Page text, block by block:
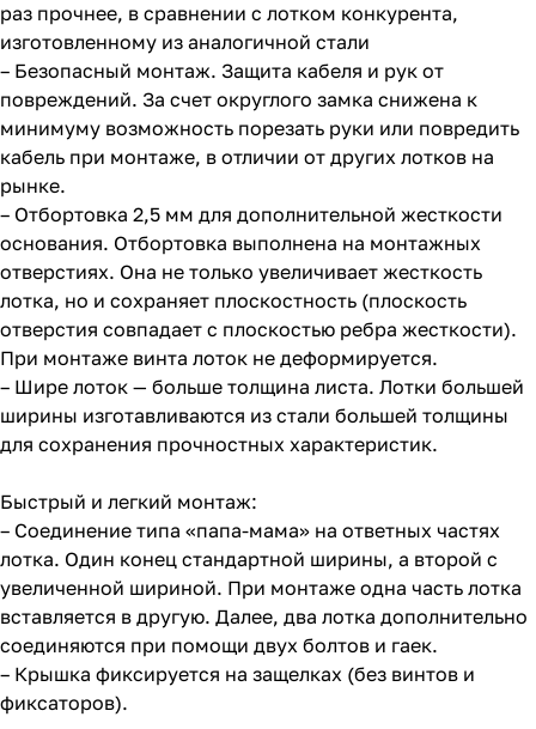
раз прочнее, в сравнении с лотком конкурента,
изготовленному из аналогичной стали
– Безопасный монтаж. Защита кабеля и рук от
повреждений. За счет округлого замка снижена к
минимуму возможность порезать руки или повредить
кабель при монтаже, в отличии от других лотков на
рынке.
– Отбортовка 2,5 мм для дополнительной жесткости
основания. Отбортовка выполнена на монтажных
отверстиях. Она не только увеличивает жесткость
лотка, но и сохраняет плоскостность (плоскость
отверстия совпадает с плоскостью ребра жесткости).
При монтаже винта лоток не деформируется.
– Шире лоток — больше толщина листа. Лотки большей
ширины изготавливаются из стали большей толщины
для сохранения прочностных характеристик.
Быстрый и легкий монтаж:
– Соединение типа «папа-мама» на ответных частях
лотка. Один конец стандартной ширины, а второй с
увеличенной шириной. При монтаже одна часть лотка
вставляется в другую. Далее, два лотка дополнительно
соединяются при помощи двух болтов и гаек.
– Крышка фиксируется на защелках (без винтов и
фиксаторов).